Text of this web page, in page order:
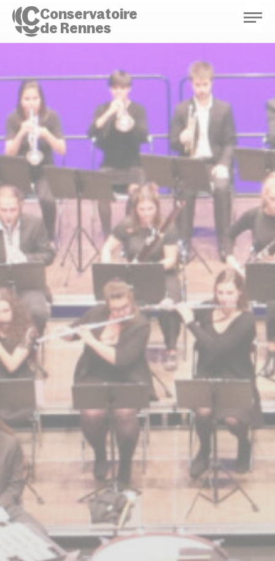
Conservatoire
de Rennes
Enseignements
Saison culturelle
Actions d'éducation
Bibliothèque musicale
Infos pratiques
CANDIDATURES
EXTRANET
BILLETTERIE